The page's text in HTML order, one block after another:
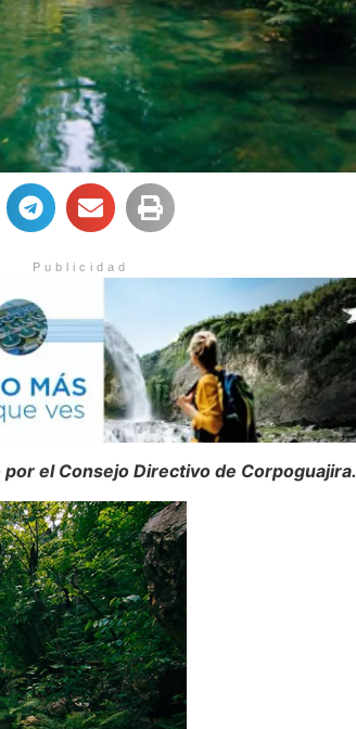
Publicidad
el Consejo Directivo de Corpoguajira.